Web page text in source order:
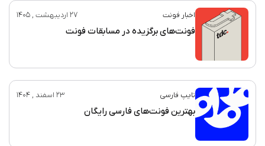
اخبار فونت 27 اردیبهشت , 1405
فونت‌های برگزیده در مسابقات فونت
تایپ فارسی 23 اسفند , 1404
بهترین فونت‌های فارسی رایگان